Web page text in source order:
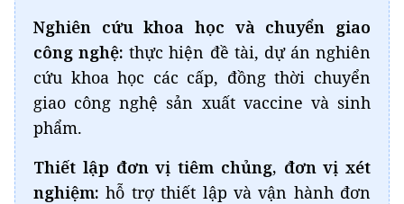
Nghiên cứu khoa học và chuyển giao
công nghệ: thực hiện đề tài, dự án nghiên
cứu khoa học các cấp, đồng thời chuyển
giao công nghệ sản xuất vaccine và sinh
phẩm.
Thiết lập đơn vị tiêm chủng, đơn vị xét
nghiệm: hỗ trợ thiết lập và vận hành đơn